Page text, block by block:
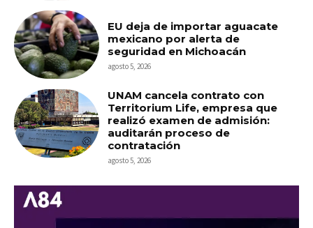
EU deja de importar aguacate
mexicano por alerta de
seguridad en Michoacán
agosto 5, 2026
UNAM cancela contrato con
Territorium Life, empresa que
realizó examen de admisión:
auditarán proceso de
contratación
agosto 5, 2026